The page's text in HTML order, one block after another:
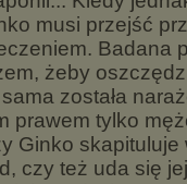
musi przejść
Badana
żeby
została
prawem tylko
Ginko skapituluje
czy też uda się